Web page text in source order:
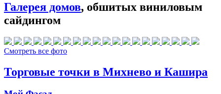
Галерея домов, обшитых виниловым
сайдингом
Смотреть все фото
Торговые точки в Михнево и Кашира